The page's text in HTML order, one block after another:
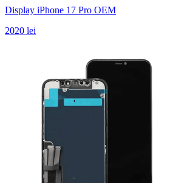
Display iPhone 17 Pro OEM
2020 lei